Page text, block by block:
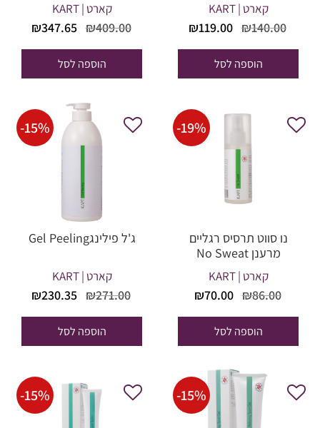
קארט | KART
₪140.00
המחיר
₪140.00.
₪119.00
הוספה לסל
קארט | KART
₪409.00
המחיר
₪409.00.
₪347.65
הוספה לסל
-19%
נו סווט תרסיס רגליים
מרענן No Sweat
קארט | KART
₪86.00
המחיר
₪86.00.
₪70.00
הוספה לסל
-15%
ג'ל פילינגGel Peeling
קארט | KART
₪271.00
המחיר
₪271.00.
₪230.35
הוספה לסל
-15%
-15%